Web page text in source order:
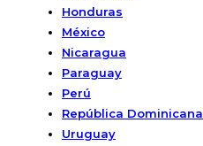
Honduras
México
Nicaragua
Paraguay
Perú
República Dominicana
Uruguay